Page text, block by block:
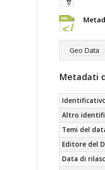
Geo Data
Metadati
Altro
Temi del
Editore del
Data di